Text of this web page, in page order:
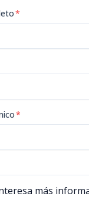
*
*